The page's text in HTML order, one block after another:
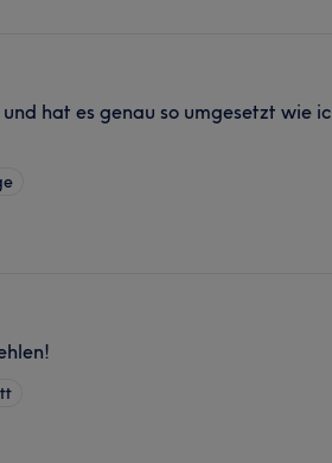
hat es genau so umgesetzt wie